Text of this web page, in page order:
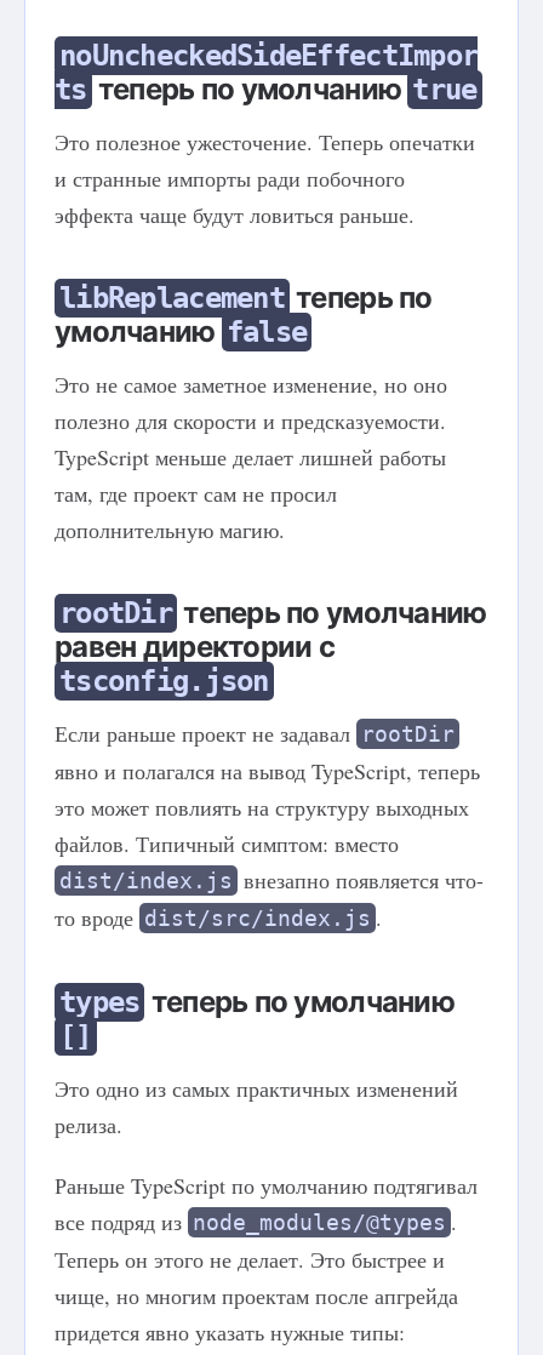
noUncheckedSideEffectImpor
ts теперь по умолчанию true
Это полезное ужесточение. Теперь опечатки
и странные импорты ради побочного
эффекта чаще будут ловиться раньше.
libReplacement теперь по
умолчанию false
Это не самое заметное изменение, но оно
полезно для скорости и предсказуемости.
TypeScript меньше делает лишней работы
там, где проект сам не просил
дополнительную магию.
rootDir теперь по умолчанию
равен директории с
tsconfig.json
Если раньше проект не задавал rootDir
явно и полагался на вывод TypeScript, теперь
это может повлиять на структуру выходных
файлов. Типичный симптом: вместо
dist/index.js внезапно появляется что-
то вроде dist/src/index.js .
types теперь по умолчанию
[]
Это одно из самых практичных изменений
релиза.
Раньше TypeScript по умолчанию подтягивал
все подряд из node_modules/@types .
Теперь он этого не делает. Это быстрее и
чище, но многим проектам после апгрейда
придется явно указать нужные типы: